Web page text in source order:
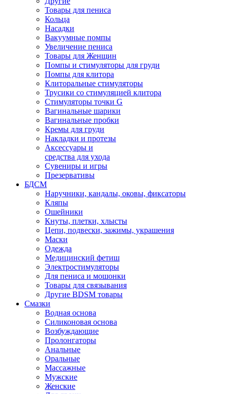
Товары для пениса
Кольца
Насадки
Вакуумные помпы
Увеличение пениса
Товары для Женщин
Помпы и стимуляторы для груди
Помпы для клитора
Клиторальные стимуляторы
Трусики со стимуляцией клитора
Стимуляторы точки G
Вагинальные шарики
Вагинальные пробки
Кремы для груди
Накладки и протезы
Аксессуары и
средства для ухода
Сувениры и игры
Презервативы
БДСМ
Наручники, кандалы, оковы, фиксаторы
Кляпы
Ошейники
Кнуты, плетки, хлысты
Цепи, подвески, зажимы, украшения
Маски
Одежда
Медицинский фетиш
Электростимуляторы
Для пениса и мошонки
Товары для связывания
Другие BDSM товары
Смазки
Водная основа
Силиконовая основа
Возбуждающие
Пролонгаторы
Анальные
Оральные
Массажные
Мужские
Женские